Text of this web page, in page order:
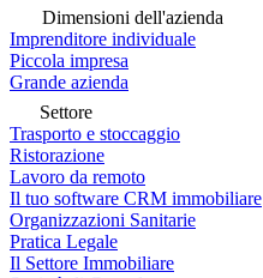
Dimensioni dell'azienda
Imprenditore individuale
Piccola impresa
Grande azienda
Settore
Trasporto e stoccaggio
Ristorazione
Lavoro da remoto
Il tuo software CRM immobiliare
Organizzazioni Sanitarie
Pratica Legale
Il Settore Immobiliare